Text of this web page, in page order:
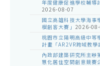
年度健康促進學校輔導
2026-08-07
國立高雄科技大學海事
模創客大賽」 2026-
桃園市立陽明高級中等
計畫「AR2VR跨域教學
內政部建築研究所主
慧化居住空間創意競